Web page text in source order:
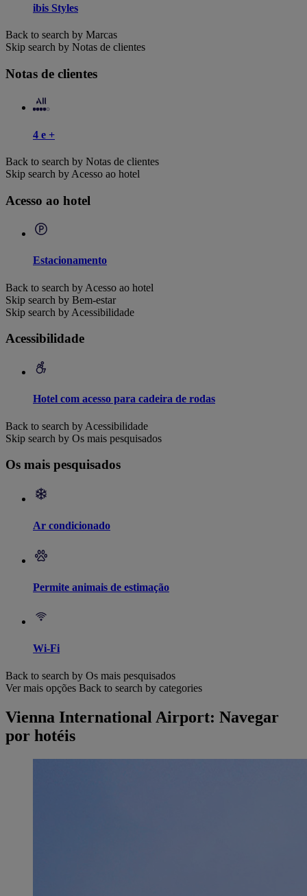
ibis Styles
Back to search by Marcas
Skip search by Notas de clientes
Notas de clientes
4 e +
Back to search by Notas de clientes
Skip search by Acesso ao hotel
Acesso ao hotel
Estacionamento
Back to search by Acesso ao hotel
Skip search by Bem-estar
Skip search by Acessibilidade
Acessibilidade
Hotel com acesso para cadeira de rodas
Back to search by Acessibilidade
Skip search by Os mais pesquisados
Os mais pesquisados
Ar condicionado
Permite animais de estimação
Wi-Fi
Back to search by Os mais pesquisados
Ver mais opções Back to search by categories
Vienna International Airport: Navegar
por hotéis